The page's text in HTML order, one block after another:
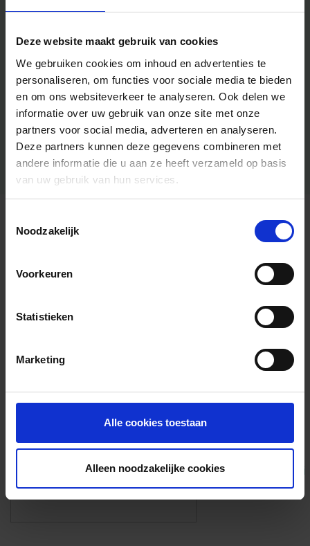
Deze website maakt gebruik van cookies
We gebruiken cookies om inhoud en advertenties te
personaliseren, om functies voor sociale media te bieden
en om ons websiteverkeer te analyseren. Ook delen we
informatie over uw gebruik van onze site met onze
partners voor social media, adverteren en analyseren.
Deze partners kunnen deze gegevens combineren met
andere informatie die u aan ze heeft verzameld op basis
van uw gebruik van hun services.
Noodzakelijk
Voorkeuren
Statistieken
Marketing
Alle cookies toestaan
Alleen noodzakelijke cookies
Algemene informatie
Foto’s ({{photos.length}})
Eigen foto’s